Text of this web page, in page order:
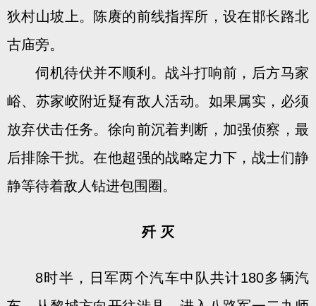
狄村山坡上。陈赓的前线指挥所，设在邯长路北
古庙旁。
伺机待伏并不顺利。战斗打响前，后方马家
峪、苏家峧附近疑有敌人活动。如果属实，必须
放弃伏击任务。徐向前沉着判断，加强侦察，最
后排除干扰。在他超强的战略定力下，战士们静
静等待着敌人钻进包围圈。
歼 灭
8时半，日军两个汽车中队共计180多辆汽